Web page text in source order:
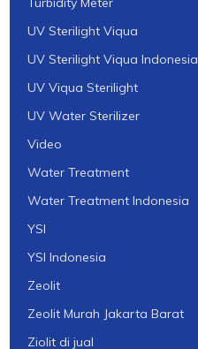
UV Sterilight Viqua
UV Sterilight Viqua Indonesia
UV Viqua Sterilight
UV Water Sterilizer
Video
Water Treatment
Water Treatment Indonesia
YSI
YSI Indonesia
Zeolit
Zeolit Murah Jakarta Barat
Ziolit di jual